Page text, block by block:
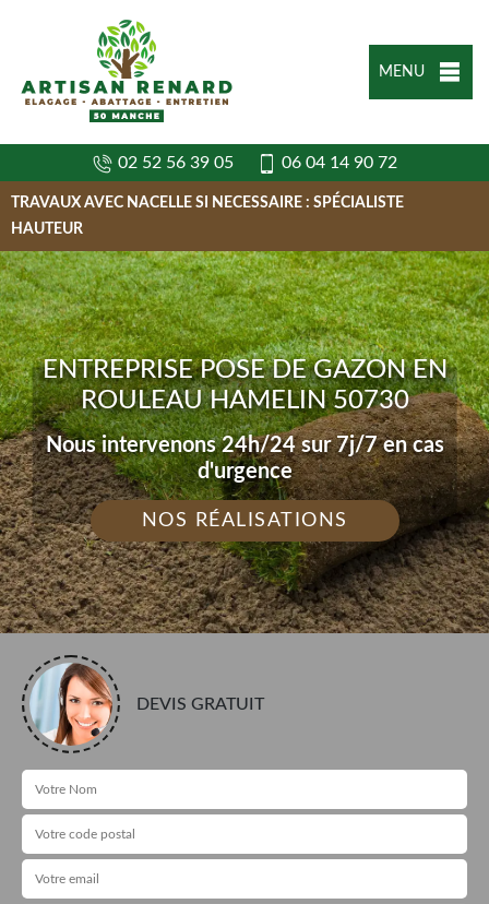
MENU
02 52 56 39 05 06 04 14 90 72
TRAVAUX AVEC NACELLE SI NECESSAIRE : SPÉCIALISTE
HAUTEUR
ENTREPRISE POSE DE GAZON EN
ROULEAU HAMELIN 50730
Nous intervenons 24h/24 sur 7j/7 en cas
d'urgence
NOS RÉALISATIONS
DEVIS GRATUIT